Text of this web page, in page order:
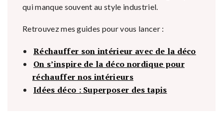
qui manque souvent au style industriel.
Retrouvez mes guides pour vous lancer :
Réchauffer son intérieur avec de la déco
On s’inspire de la déco nordique pour
réchauffer nos intérieurs
Idées déco : Superposer des tapis